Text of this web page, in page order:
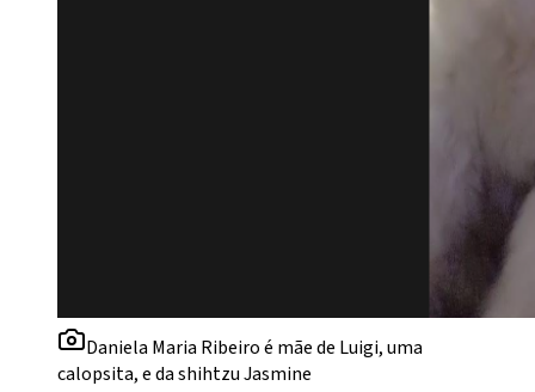
Daniela Maria Ribeiro é mãe de Luigi, uma
calopsita, e da shihtzu Jasmine